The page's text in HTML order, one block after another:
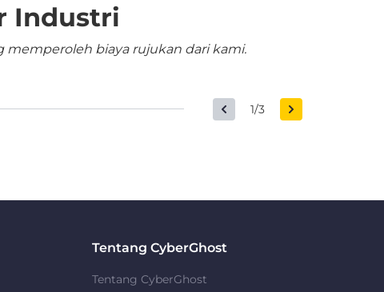
Industri
memperoleh biaya rujukan dari kami.
1/3
Tentang CyberGhost
Tentang CyberGhost